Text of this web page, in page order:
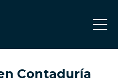
Contaduría